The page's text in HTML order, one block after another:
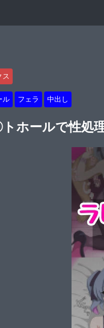
ス
ル フェラ 中出し
ホールで性処